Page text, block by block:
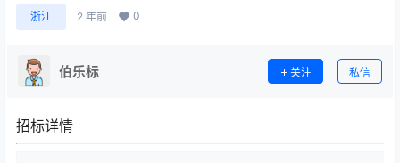
浙江 2 年前 0
伯乐标 关注 私信
招标详情